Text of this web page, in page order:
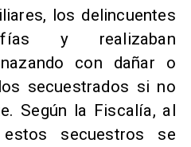
los delincuentes
y realizaban
con dañar o
secuestrados si no
Según la Fiscalía, al
secuestros se